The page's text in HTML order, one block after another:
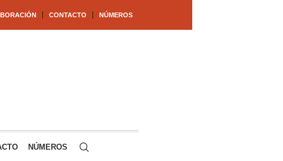
CONTACTO NÚMEROS
NÚMEROS